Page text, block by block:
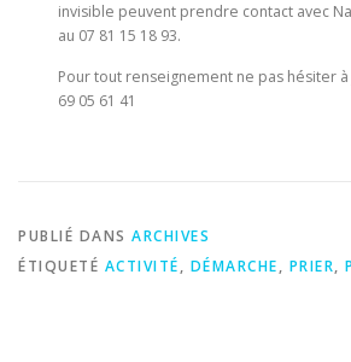
invisible peuvent prendre contact avec
au 07 81 15 18 93.
Pour tout renseignement ne pas hésiter
69 05 61 41
PUBLIÉ DANS ARCHIVES
ÉTIQUETÉ ACTIVITÉ, DÉMARCHE, PRIER,